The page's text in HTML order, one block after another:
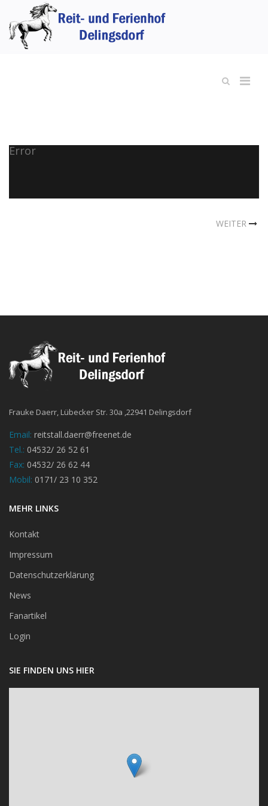
Error
WEITER
Frauke Daerr, Lübecker Str. 30a ,22941 Delingsdorf
Email: reitstall.daerr@freenet.de
Tel.: 04532/ 26 52 61
Fax: 04532/ 26 62 44
Mobil: 0171/ 23 10 352
MEHR LINKS
Kontakt
Impressum
Datenschutzerklärung
News
Fanartikel
Login
SIE FINDEN UNS HIER